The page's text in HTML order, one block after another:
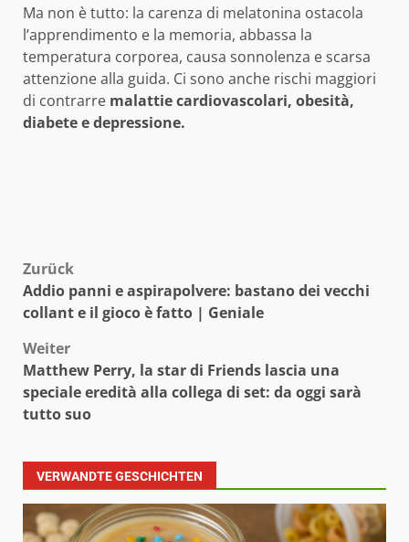
Ma non è tutto: la carenza di melatonina ostacola
l’apprendimento e la memoria, abbassa la
temperatura corporea, causa sonnolenza e scarsa
attenzione alla guida. Ci sono anche rischi maggiori
di contrarre malattie cardiovascolari, obesità,
diabete e depressione.
Beitragsnavigation
Zurück
Addio panni e aspirapolvere: bastano dei vecchi
collant e il gioco è fatto | Geniale
Weiter
Matthew Perry, la star di Friends lascia una
speciale eredità alla collega di set: da oggi sarà
tutto suo
VERWANDTE GESCHICHTEN